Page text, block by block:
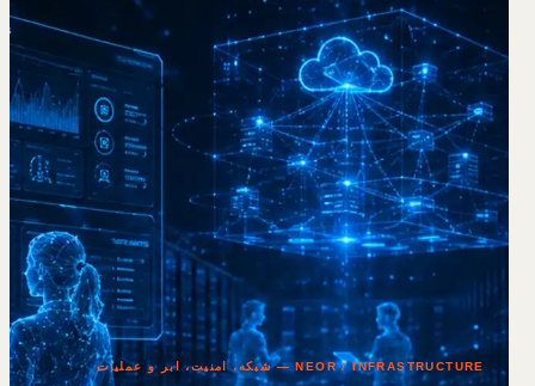
NEOR / INFRASTRUCTURE — شبکه، امنیت، ابر و عملیات